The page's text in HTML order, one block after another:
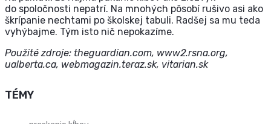
do spoločnosti nepatrí. Na mnohých pôsobí rušivo asi ako
škrípanie nechtami po školskej tabuli. Radšej sa mu teda
vyhýbajme. Tým isto nič nepokazíme.
Použité zdroje: theguardian.com, www2.rsna.org,
ualberta.ca, webmagazin.teraz.sk, vitarian.sk
TÉMY